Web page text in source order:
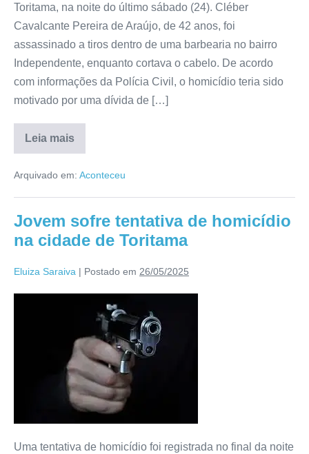
Toritama, na noite do último sábado (24). Cléber
Cavalcante Pereira de Araújo, de 42 anos, foi
assassinado a tiros dentro de uma barbearia no bairro
Independente, enquanto cortava o cabelo. De acordo
com informações da Polícia Civil, o homicídio teria sido
motivado por uma dívida de […]
Leia mais
Arquivado em: Aconteceu
Jovem sofre tentativa de homicídio
na cidade de Toritama
Eluiza Saraiva | Postado em 26/05/2025
Uma tentativa de homicídio foi registrada no final da noite